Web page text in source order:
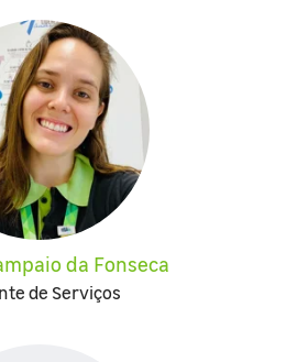
da Fonseca
de Serviços